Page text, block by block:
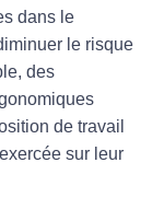
dans le
le risque
des
de travail
sur leur